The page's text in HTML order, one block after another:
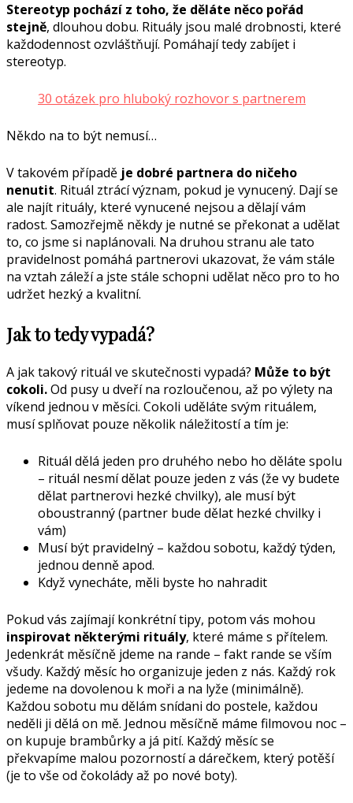
Stereotyp pochází z toho, že děláte něco pořád
stejně, dlouhou dobu. Rituály jsou malé drobnosti, které
každodennost ozvláštňují. Pomáhají tedy zabíjet i
stereotyp.
30 otázek pro hluboký rozhovor s partnerem
Někdo na to být nemusí…
V takovém případě je dobré partnera do ničeho
nenutit. Rituál ztrácí význam, pokud je vynucený. Dají se
ale najít rituály, které vynucené nejsou a dělají vám
radost. Samozřejmě někdy je nutné se překonat a udělat
to, co jsme si naplánovali. Na druhou stranu ale tato
pravidelnost pomáhá partnerovi ukazovat, že vám stále
na vztah záleží a jste stále schopni udělat něco pro to ho
udržet hezký a kvalitní.
Jak to tedy vypadá?
A jak takový rituál ve skutečnosti vypadá? Může to být
cokoli.Od pusy u dveří na rozloučenou, až po výlety na
víkend jednou v měsíci. Cokoli uděláte svým rituálem,
musí splňovat pouze několik náležitostí a tím je:
Rituál dělá jeden pro druhého nebo ho děláte spolu
– rituál nesmí dělat pouze jeden z vás (že vy budete
dělat partnerovi hezké chvilky), ale musí být
oboustranný (partner bude dělat hezké chvilky i
vám)
Musí být pravidelný – každou sobotu, každý týden,
jednou denně apod.
Když vynecháte, měli byste ho nahradit
Pokud vás zajímají konkrétní tipy, potom vás mohou
inspirovat některými rituály, které máme s přítelem.
Jedenkrát měsíčně jdeme na rande – fakt rande se vším
všudy. Každý měsíc ho organizuje jeden z nás. Každý rok
jedeme na dovolenou k moři a na lyže (minimálně).
Každou sobotu mu dělám snídani do postele, každou
neděli ji dělá on mě. Jednou měsíčně máme filmovou noc –
on kupuje brambůrky a já pití. Každý měsíc se
překvapíme malou pozorností a dárečkem, který potěší
(je to vše od čokolády až po nové boty).